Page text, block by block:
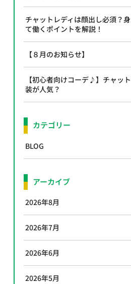
チャットレディは顔出し必須？
て働くポイントを解説！
【８月のお知らせ】
【初心者向けコーデ♪】チャッ
装が人気？
カテゴリー
BLOG
アーカイブ
2026年8月
2026年7月
2026年6月
2026年5月